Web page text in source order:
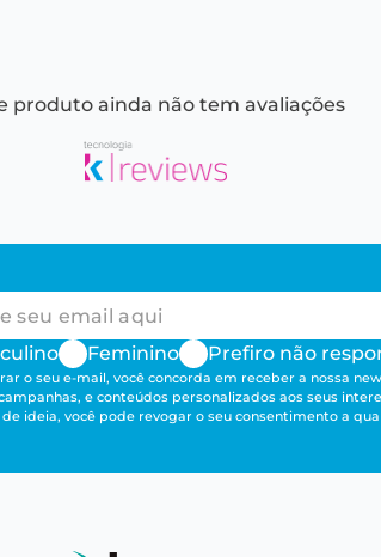
produto ainda não tem avaliações
Feminino Prefiro não
o seu e-mail, você concorda em receber a nossa
e conteúdos personalizados aos seus
ideia, você pode revogar o seu consentimento a